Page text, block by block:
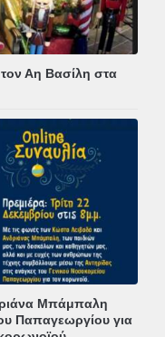
Αη Βασίλη στα
Μπάμπαλη
Παπαγεωργίου για